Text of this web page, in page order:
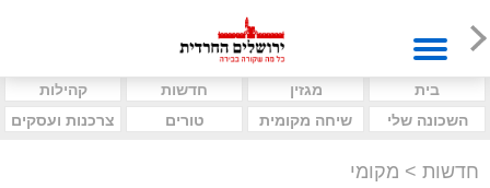
בית מגזין חדשות
קהילות
השכונה שלי
שיחה מקומית טורים צרכנות ועסקים
חדשות > מקומי